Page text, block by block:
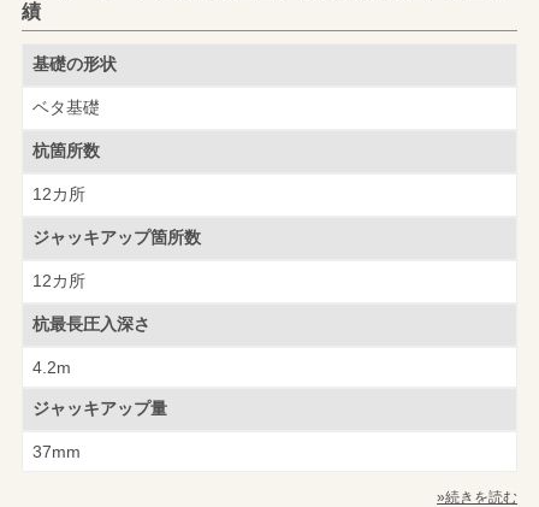
績
基礎の形状
ベタ基礎
杭箇所数
12カ所
ジャッキアップ箇所数
12カ所
杭最長圧入深さ
4.2m
ジャッキアップ量
37mm
»続きを読む